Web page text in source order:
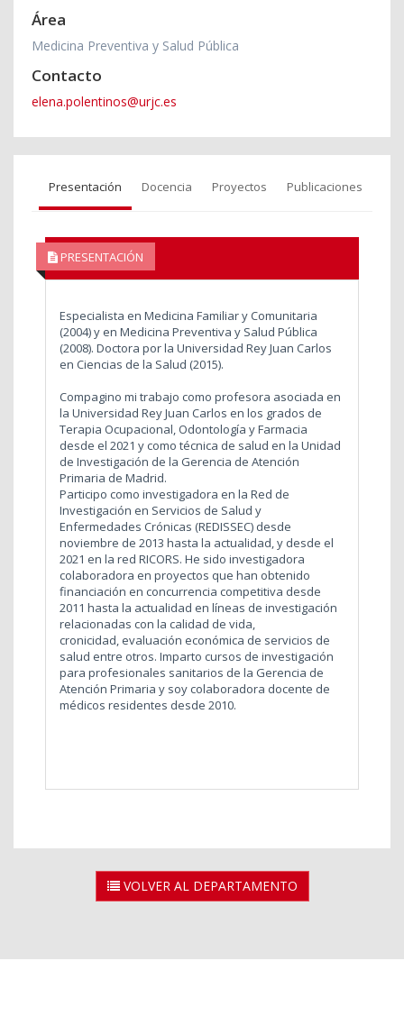
Área
Medicina Preventiva y Salud Pública
Contacto
elena.polentinos@urjc.es
Presentación Docencia Proyectos Publicaciones
PRESENTACIÓN
Especialista en Medicina Familiar y Comunitaria
(2004) y en Medicina Preventiva y Salud Pública
(2008). Doctora por la Universidad Rey Juan Carlos
en Ciencias de la Salud (2015).
Compagino mi trabajo como profesora asociada en
la Universidad Rey Juan Carlos en los grados de
Terapia Ocupacional, Odontología y Farmacia
desde el 2021 y como técnica de salud en la Unidad
de Investigación de la Gerencia de Atención
Primaria de Madrid.
Participo como investigadora en la Red de
Investigación en Servicios de Salud y
Enfermedades Crónicas (REDISSEC) desde
noviembre de 2013 hasta la actualidad, y desde el
2021 en la red RICORS. He sido investigadora
colaboradora en proyectos que han obtenido
financiación en concurrencia competitiva desde
2011 hasta la actualidad en líneas de investigación
relacionadas con la calidad de vida,
cronicidad, evaluación económica de servicios de
salud entre otros. Imparto cursos de investigación
para profesionales sanitarios de la Gerencia de
Atención Primaria y soy colaboradora docente de
médicos residentes desde 2010.
VOLVER AL DEPARTAMENTO